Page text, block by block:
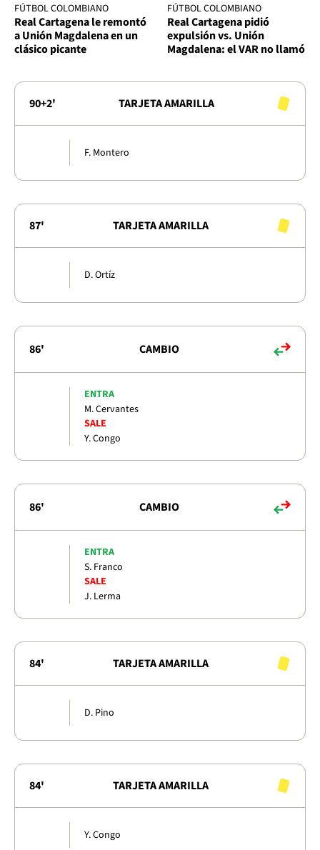
FÚTBOL COLOMBIANO
Real Cartagena le remontó
a Unión Magdalena en un
clásico picante
FÚTBOL COLOMBIANO
Real Cartagena pidió
expulsión vs. Unión
Magdalena: el VAR no llamó
90+2' TARJETA AMARILLA
F. Montero
87' TARJETA AMARILLA
D. Ortíz
86' CAMBIO
ENTRA
M. Cervantes
SALE
Y. Congo
86' CAMBIO
ENTRA
S. Franco
SALE
J. Lerma
84' TARJETA AMARILLA
D. Pino
84' TARJETA AMARILLA
Y. Congo